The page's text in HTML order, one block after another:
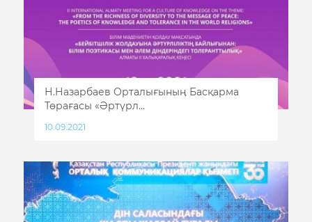
Н.Назарбаев Орталығының Басқарма
Төрағасы «Әртүрл...
10.09.2021